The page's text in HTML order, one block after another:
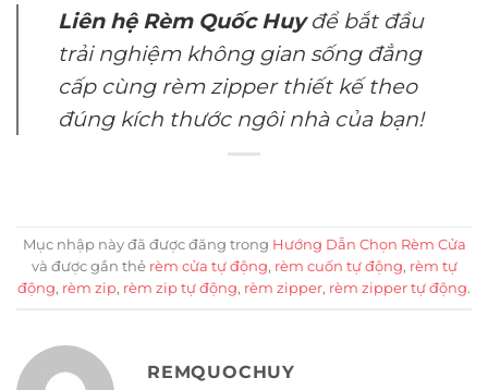
Liên hệ Rèm Quốc Huyđể bắt đầu
trải nghiệm không gian sống đẳng
cấp cùng rèm zipper thiết kế theo
đúng kích thước ngôi nhà của bạn!
Mục nhập này đã được đăng trong Hướng Dẫn Chọn Rèm Cửa
và được gắn thẻ rèm cửa tự động, rèm cuốn tự động, rèm tự
động, rèm zip, rèm zip tự động, rèm zipper, rèm zipper tự động.
REMQUOCHUY